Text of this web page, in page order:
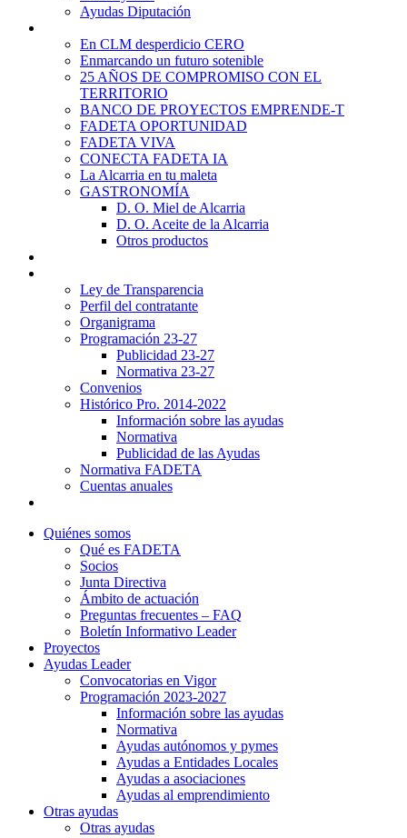
Ayudas Diputación
En CLM desperdicio CERO
Enmarcando un futuro sotenible
25 AÑOS DE COMPROMISO CON EL
TERRITORIO
BANCO DE PROYECTOS EMPRENDE-T
FADETA OPORTUNIDAD
FADETA VIVA
CONECTA FADETA IA
La Alcarria en tu maleta
GASTRONOMÍA
D. O. Miel de Alcarria
D. O. Aceite de la Alcarria
Otros productos
Ley de Transparencia
Perfil del contratante
Organigrama
Programación 23-27
Publicidad 23-27
Normativa 23-27
Convenios
Histórico Pro. 2014-2022
Información sobre las ayudas
Normativa
Publicidad de las Ayudas
Normativa FADETA
Cuentas anuales
Quiénes somos
Qué es FADETA
Socios
Junta Directiva
Ámbito de actuación
Preguntas frecuentes – FAQ
Boletín Informativo Leader
Proyectos
Ayudas Leader
Convocatorias en Vigor
Programación 2023-2027
Información sobre las ayudas
Normativa
Ayudas autónomos y pymes
Ayudas a Entidades Locales
Ayudas a asociaciones
Ayudas al emprendimiento
Otras ayudas
Otras ayudas